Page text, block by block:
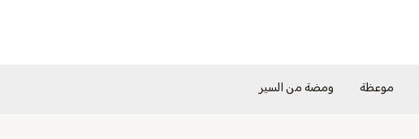
موعظة ومضة من السير